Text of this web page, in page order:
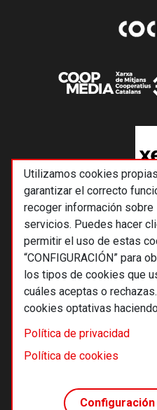
Utilizamos cookies
garantizar el correcto
recoger información sobre
servicios. Puedes hacer
permitir el uso de estas
“CONFIGURACIÓN” para
los tipos de cookies que
cuáles aceptas o
cookies optativas haciendo
Política de privacidad
Política de cookies
© 2026
Footer
Términos y
Política